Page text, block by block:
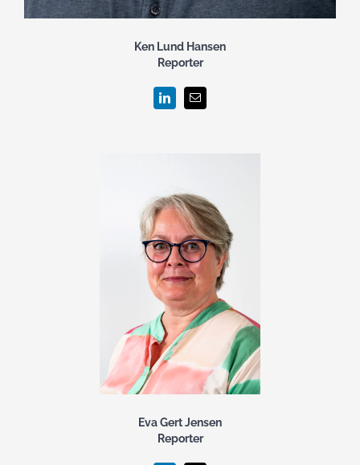
Ken Lund Hansen
Reporter
Eva Gert Jensen
Reporter